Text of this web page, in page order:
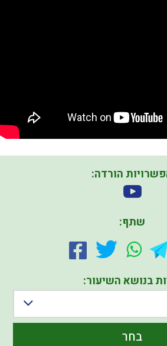
הורדה:
שתף:
בנושא השיעור:
בחר